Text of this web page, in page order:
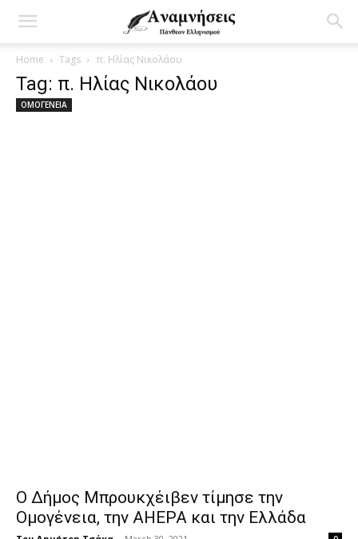
Home Tags π. Ηλίας Νικολάου
Tag: π. Ηλίας Νικολάου
ΟΜΟΓΕΝΕΙΑ
Ο Δήμος Μπρουκχέιβεν τίμησε την
Ομογένεια, την AHEPA και την Ελλάδα